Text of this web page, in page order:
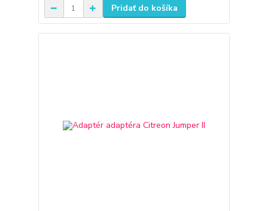
Pridať do košíka